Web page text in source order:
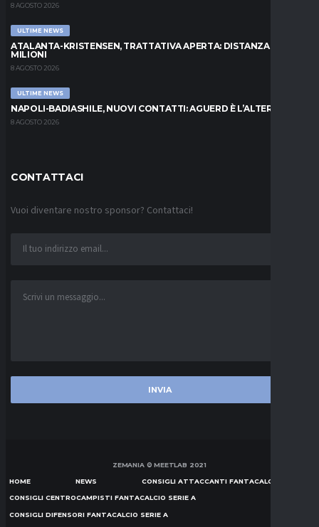
8 AGOSTO 2026
ULTIME NEWS
ATALANTA-KRISTENSEN, TRATTATIVA APERTA: DISTANZA DI 5
MILIONI
8 AGOSTO 2026
ULTIME NEWS
NAPOLI-BADIASHILE, NUOVI CONTATTI: AGUERD È L’ALTERNATIVA
8 AGOSTO 2026
CONTATTACI
Vuoi diventare nostro sponsor? Contattaci!
ZEMANIA © MEETLAB 2021
HOME NEWS CONSIGLI ATTACCANTI FANTACALCIO SERIE A
CONSIGLI CENTROCAMPISTI FANTACALCIO SERIE A
CONSIGLI DIFENSORI FANTACALCIO SERIE A